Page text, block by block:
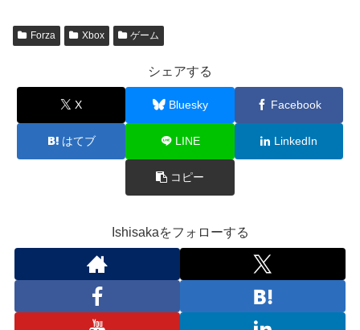
Forza Xbox ゲーム
シェアする
X Bluesky Facebook
はてブ LINE LinkedIn
コピー
Ishisakaをフォローする